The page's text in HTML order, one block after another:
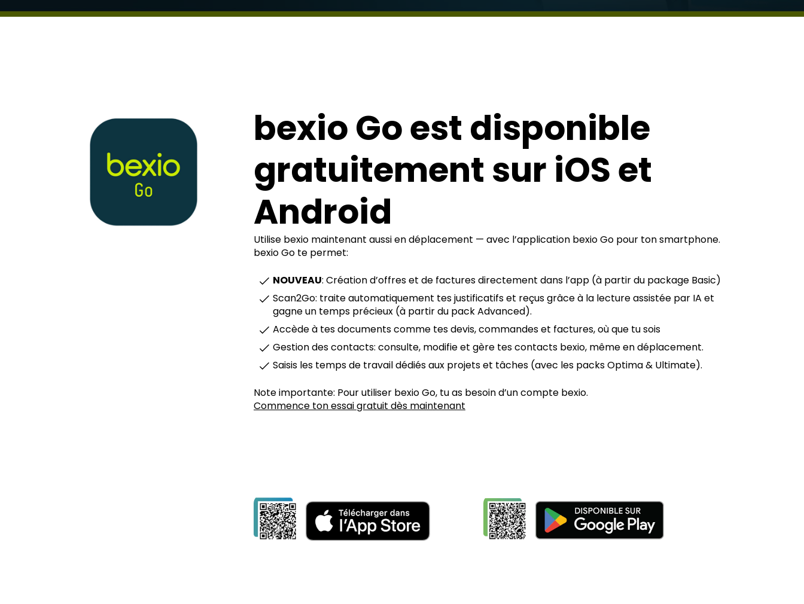
bexio Go est disponible
gratuitement sur iOS et
Android
Utilise bexio maintenant aussi en déplacement — avec l’application bexio Go pour ton smartphone.
bexio Go te permet:
NOUVEAU: Création d’offres et de factures directement dans l’app (à partir du package Basic)
Scan2Go: traite automatiquement tes justificatifs et reçus grâce à la lecture assistée par IA et
gagne un temps précieux (à partir du pack Advanced).
Accède à tes documents comme tes devis, commandes et factures, où que tu sois
Gestion des contacts: consulte, modifie et gère tes contacts bexio, même en déplacement.
Saisis les temps de travail dédiés aux projets et tâches (avec les packs Optima & Ultimate).
Note importante: Pour utiliser bexio Go, tu as besoin d’un compte bexio.
Commence ton essai gratuit dès maintenant